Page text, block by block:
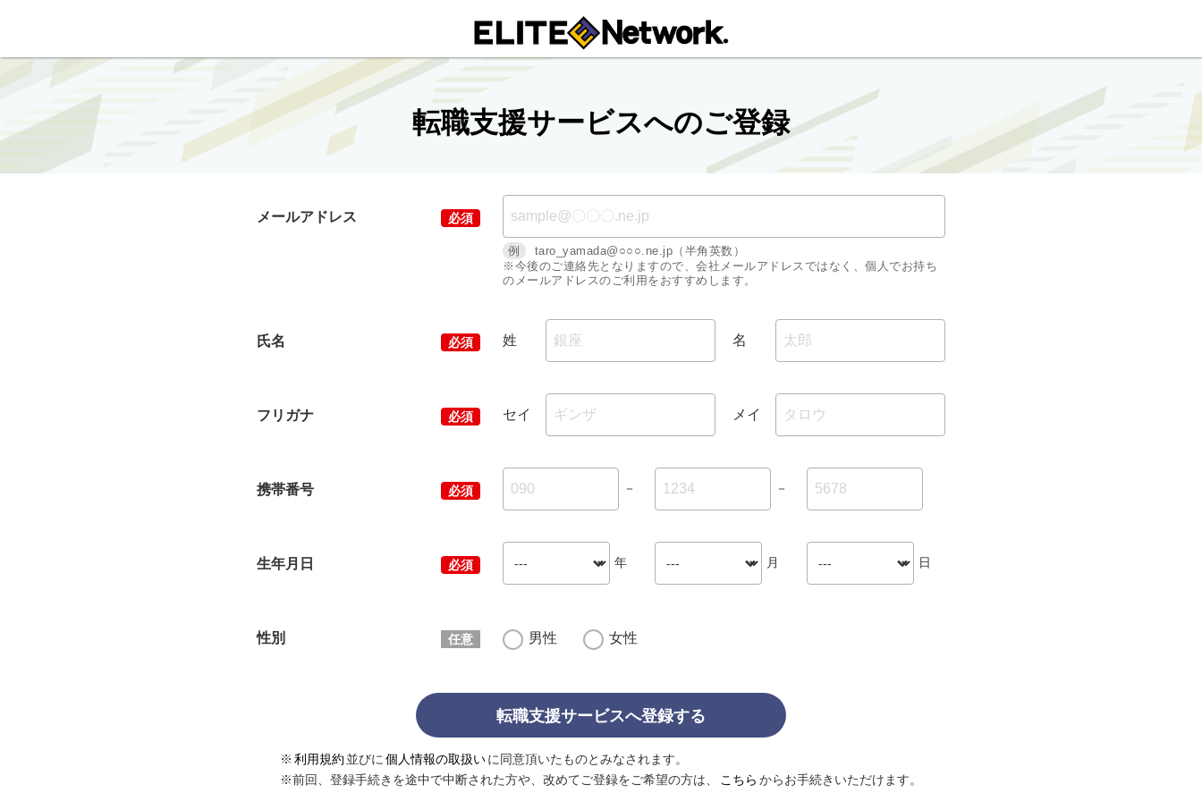
転職支援サービスへのご登録
メールアドレス
例
taro_yamada@○○○.ne.jp（半角英数）
※今後のご連絡先となりますので、会社メールアドレスではなく、個人でお持ち
のメールアドレスのご利用をおすすめします。
氏名 姓 名
フリガナ セイ メイ
携帯番号 － －
生年月日 年 月 日
性別 男性 女性
転職支援サービスへ登録する
※ 利用規約 並びに 個人情報の取扱いに同意頂いたものとみなされます。
※前回、登録手続きを途中で中断された方や、改めてご登録をご希望の方は、
こちら からお手続きいただけます。